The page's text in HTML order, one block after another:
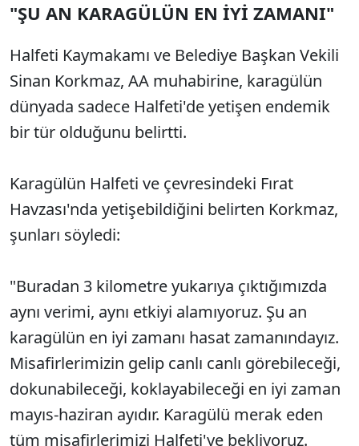
"ŞU AN KARAGÜLÜN EN İYİ ZAMANI"
Halfeti Kaymakamı ve Belediye Başkan Vekili
Sinan Korkmaz, AA muhabirine, karagülün
dünyada sadece Halfeti'de yetişen endemik
bir tür olduğunu belirtti.
Karagülün Halfeti ve çevresindeki Fırat
Havzası'nda yetişebildiğini belirten Korkmaz,
şunları söyledi:
"Buradan 3 kilometre yukarıya çıktığımızda
aynı verimi, aynı etkiyi alamıyoruz. Şu an
karagülün en iyi zamanı hasat zamanındayız.
Misafirlerimizin gelip canlı canlı görebileceği,
dokunabileceği, koklayabileceği en iyi zaman
mayıs-haziran ayıdır. Karagülü merak eden
tüm misafirlerimizi Halfeti'ye bekliyoruz.